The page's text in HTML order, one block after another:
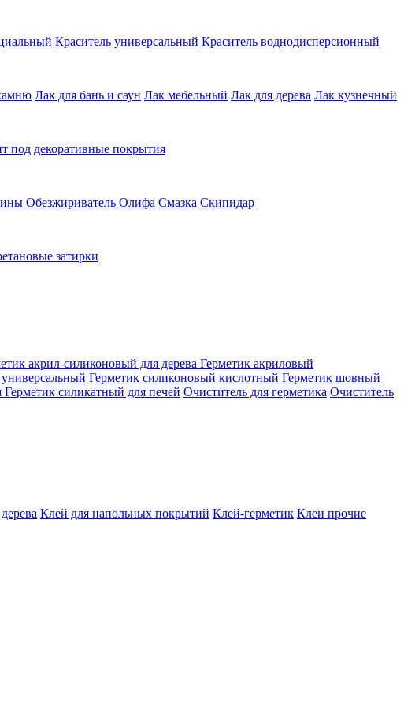
Краситель универсальный Краситель воднодисперсионный
Лак для бань и саун Лак мебельный Лак для дерева Лак кузнечный
под декоративные покрытия
Обезжириватель Олифа Смазка Скипидар
затирки
акрил-силиконовый для дерева Герметик акриловый
Герметик силиконовый кислотный Герметик шовный
Герметик силикатный для печей Очиститель для герметика Очиститель
Клей для напольных покрытий Клей-герметик Клеи прочие